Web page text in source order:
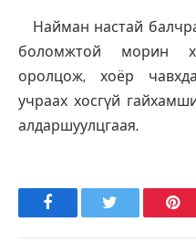
Найман настай
боломжтой морин
оролцож, хоёр
учраах хосгүй
алдаршуулцгаая.
FacebookTwitter